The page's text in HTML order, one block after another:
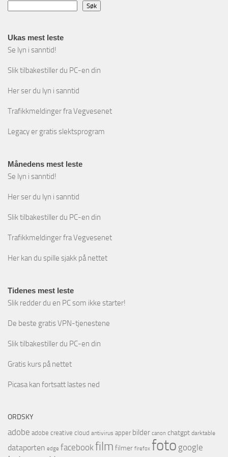
Søk
Ukas mest leste
Se lyn i sanntid!
Slik tilbakestiller du PC-en din
Her ser du lyn i sanntid
Trafikkmeldinger fra Vegvesenet
Legacy er gratis slektsprogram
Månedens mest leste
Se lyn i sanntid!
Her ser du lyn i sanntid
Slik tilbakestiller du PC-en din
Trafikkmeldinger fra Vegvesenet
Her kan du spille sjakk på nettet
Tidenes mest leste
Slik redder du en PC som ikke starter!
De beste gratis VPN-tjenestene
Slik tilbakestiller du PC-en din
Gratis kurs på nettet
Picasa kan fortsatt lastes ned
ORDSKY
adobe adobe creative cloud antivirus apper bilder canon chatgpt darktable
dataporten edge facebookfilm filmer firefox foto google